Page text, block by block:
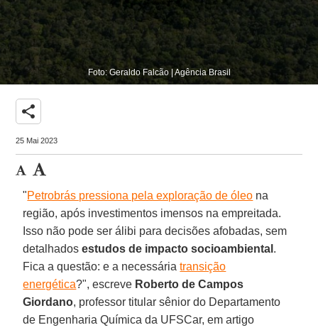
Foto: Geraldo Falcão | Agência Brasil
share
25 Mai 2023
"Petrobrás pressiona pela exploração de óleo na
região, após investimentos imensos na empreitada.
Isso não pode ser álibi para decisões afobadas, sem
detalhadosestudos de impacto socioambiental .
Fica a questão: e a necessáriatransição
energética?", escreve Roberto de Campos
Giordano, professor titular sênior do Departamento
de Engenharia Química da UFSCar, em artigo